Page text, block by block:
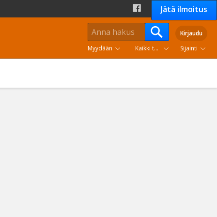
Jätä ilmoitus
Kirjaudu
Myydään
Kaikki tuoteryhmät Sijainti